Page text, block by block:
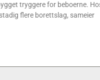
tryggere for beboerne.
flere borettslag, sameier